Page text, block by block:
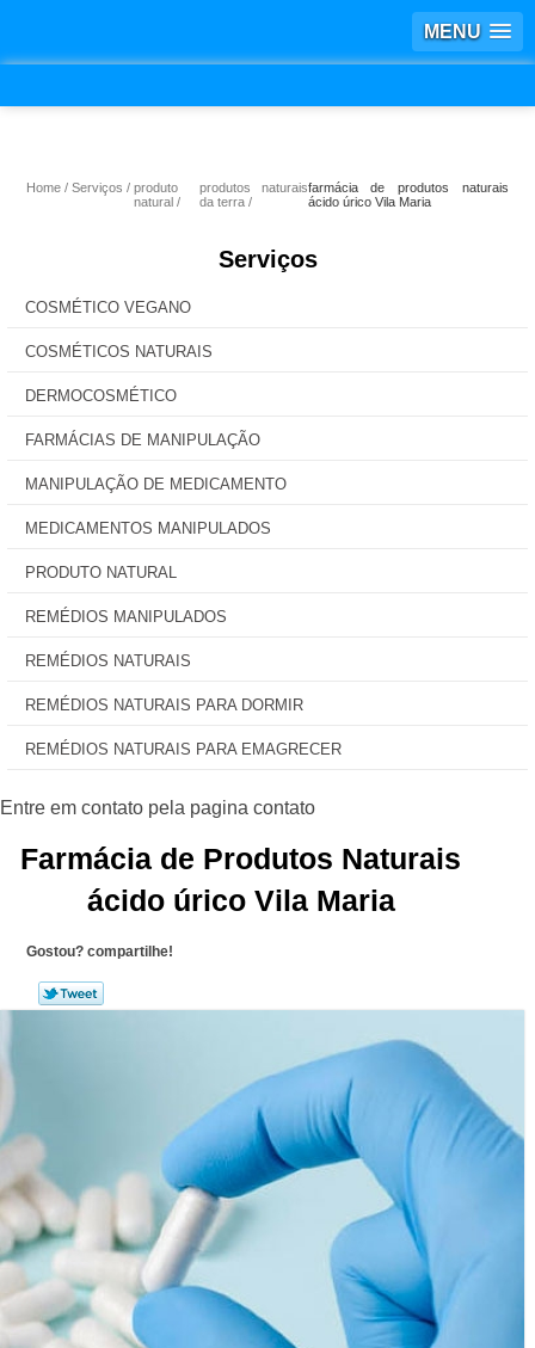
MENU
Home Serviços
produto
natural
produtos naturais
da terra
farmácia de produtos naturais
ácido úrico Vila Maria
Serviços
COSMÉTICO VEGANO
COSMÉTICOS NATURAIS
DERMOCOSMÉTICO
FARMÁCIAS DE MANIPULAÇÃO
MANIPULAÇÃO DE MEDICAMENTO
MEDICAMENTOS MANIPULADOS
PRODUTO NATURAL
REMÉDIOS MANIPULADOS
REMÉDIOS NATURAIS
REMÉDIOS NATURAIS PARA DORMIR
REMÉDIOS NATURAIS PARA EMAGRECER
Farmácia de Produtos Naturais
ácido úrico Vila Maria
Gostou? compartilhe!